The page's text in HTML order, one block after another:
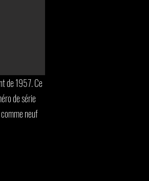
de 1957. Ce
de série
neuf